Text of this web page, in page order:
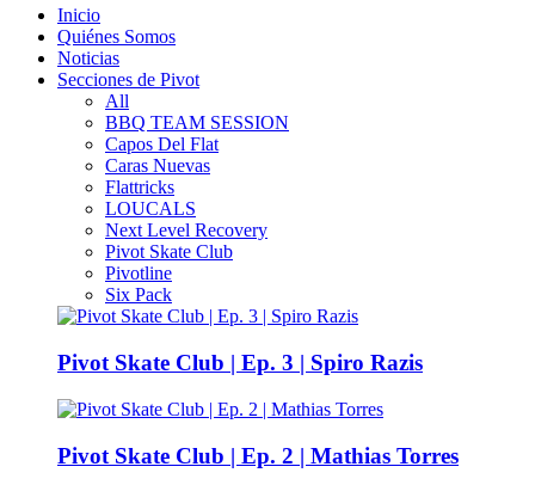
Inicio
Quiénes Somos
Noticias
Secciones de Pivot
All
BBQ TEAM SESSION
Capos Del Flat
Caras Nuevas
Flattricks
LOUCALS
Next Level Recovery
Pivot Skate Club
Pivotline
Six Pack
Pivot Skate Club | Ep. 3 | Spiro Razis
Pivot Skate Club | Ep. 2 | Mathias Torres